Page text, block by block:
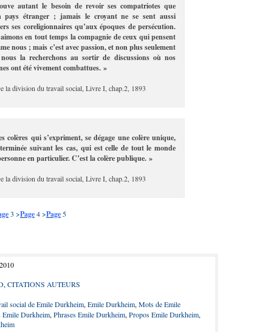
autant le besoin de revoir ses compatriotes que
étranger ; jamais le croyant ne se sent aussi
ses coreligionnaires qu’aux époques de persécution.
en tout temps la compagnie de ceux qui pensent
nous ; mais c’est avec passion, et non plus seulement
la recherchons au sortir de discussions où nos
ont été vivement combattues. »
la division du travail social, Livre I, chap.2, 1893
qui s’expriment, se dégage une colère unique,
suivant les cas, qui est celle de tout le monde
en particulier. C’est la colère publique. »
la division du travail social, Livre I, chap.2, 1893
3 >Page4>Page 5
, CITATIONS AUTEURS
social de Emile Durkheim, Emile Durkheim, Mots de Emile
Emile Durkheim, Phrases Emile Durkheim, Propos Emile Durkheim,